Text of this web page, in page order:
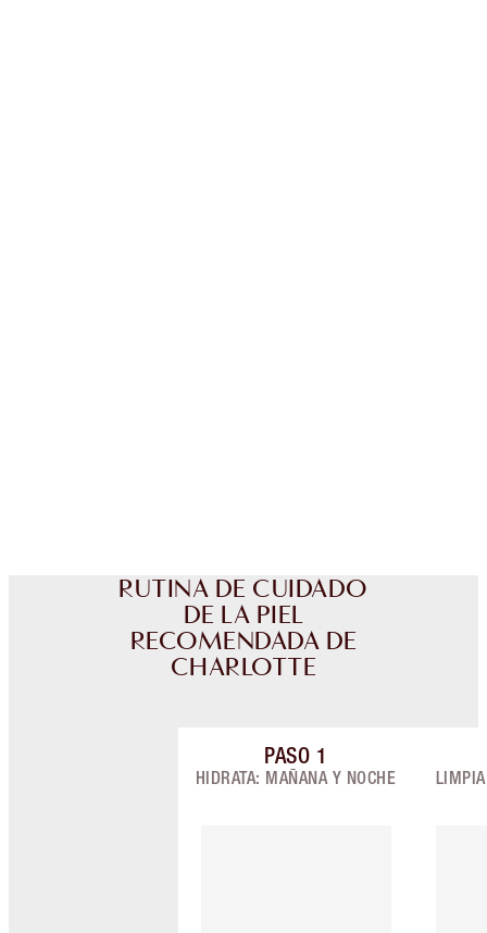
RUTINA DE CUIDADO
DE LA PIEL
RECOMENDADA DE
CHARLOTTE
Artículo 1 de 9
PASO 1
HIDRATA: MAÑANA Y NOCHE